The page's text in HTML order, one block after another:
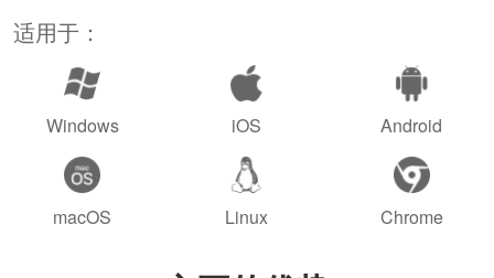
适用于：
Windows iOS Android
macOS Linux Chrome